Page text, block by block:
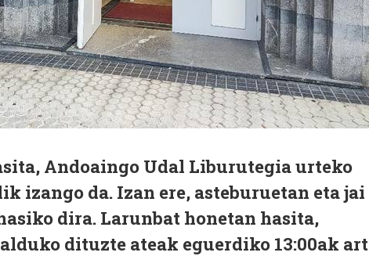
Andoaingo Udal Liburutegia urteko
izango da. Izan ere, asteburuetan eta jai
dira. Larunbat honetan hasita,
dituzte ateak eguerdiko 13:00ak